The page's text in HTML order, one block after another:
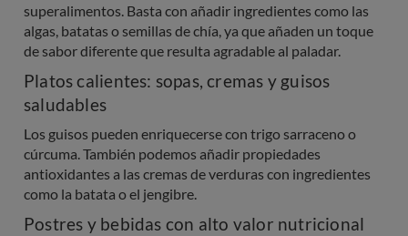
superalimentos. Basta con añadir ingredientes como las
algas, batatas o semillas de chía, ya que añaden un toque
de sabor diferente que resulta agradable al paladar.
Platos calientes: sopas, cremas y guisos
saludables
Los guisos pueden enriquecerse con trigo sarraceno o
cúrcuma. También podemos añadir propiedades
antioxidantes a las cremas de verduras con ingredientes
como la batata o el jengibre.
Postres y bebidas con alto valor nutricional